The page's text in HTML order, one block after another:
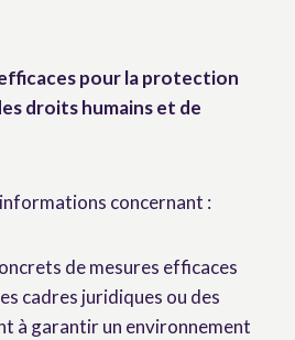
pour la protection
droits humains et de
concernant :
de mesures efficaces
cadres juridiques ou des
à garantir un environnement